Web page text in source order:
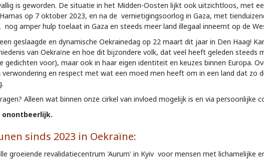
is geworden. De situatie in het Midden-Oosten lijkt ook uitzichtloos, met
op 7 oktober 2023, en na de vernietigingsoorlog in Gaza, met
amper hulp toelaat in Gaza en steeds meer land illegaal inneemt op de
geslaagde en dynamische Oekrainedag op 22 maart dit jaar in Den Haag!
van Oekraïne en hoe dit bijzondere volk, dat veel heeft geleden steeds
gedichten voor), maar ook in haar eigen identiteit en keuzes binnen Europa.
verwondering en respect met wat een moed men heeft om in een land dat
Alleen wat binnen onze cirkel van invloed mogelijk is en via persoonlijke
onontbeerlijk.
sinds 2023 in Oekraïne:
groeiende revalidatiecentrum 'Aurum' in Kyiv voor mensen met lichamelijke